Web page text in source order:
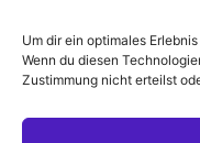
Um dir ein optimales
Wenn du diesen
Zustimmung nicht erteilst